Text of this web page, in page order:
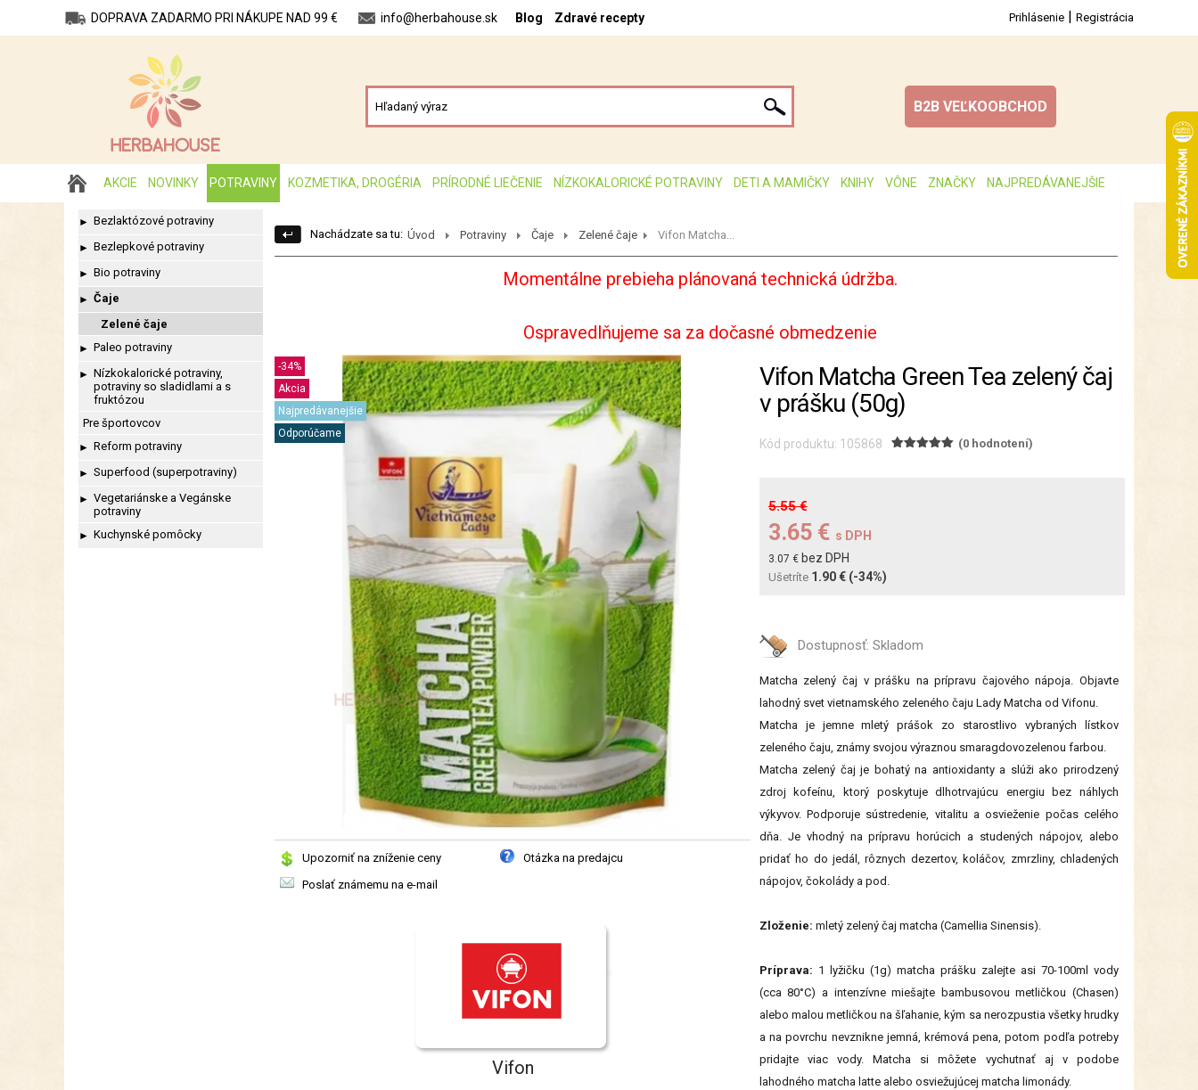
DOPRAVA ZADARMO PRI NÁKUPE NAD 99 € info@herbahouse.sk Blog Zdravé recepty Prihlásenie | Registrácia
B2B VEĽKOOBCHOD
AKCIE NOVINKY POTRAVINY KOZMETIKA, DROGÉRIA PRÍRODNÉ LIEČENIE NÍZKOKALORICKÉ POTRAVINY DETI A MAMIČKY KNIHY VÔNE ZNAČKY NAJPREDÁVANEJŠIE
► Bezlaktózové potraviny
► Bezlepkové potraviny
► Bio potraviny
► Čaje
Zelené čaje
► Paleo potraviny
► Nízkokalorické potraviny,
potraviny so sladidlami a s
fruktózou
Pre športovcov
► Reform potraviny
► Superfood (superpotraviny)
► Vegetariánske a Vegánske
potraviny
► Kuchynské pomôcky
Nachádzate sa tu: Úvod Potraviny Čaje Zelené čaje Vifon Matcha...
Momentálne prebieha plánovaná technická údržba.
Ospravedlňujeme sa za dočasné obmedzenie
-34%
Akcia
Najpredávanejšie
Odporúčame
Upozorniť na zníženie ceny
Otázka na predajcu
Poslať známemu na e-mail
Vifon
Vifon Matcha Green Tea zelený čaj
v prášku (50g)
Kód produktu: 105868 (0 hodnotení)
5.55 €
3.65 € s DPH
3.07 € bez DPH
Ušetríte 1.90 € (-34%)
Dostupnosť: Skladom
Matcha zelený čaj v prášku na prípravu čajového nápoja. Objavte
lahodný svet vietnamského zeleného čaju Lady Matcha od Vifonu.
Matcha je jemne mletý prášok zo starostlivo vybraných lístkov
zeleného čaju, známy svojou výraznou smaragdovozelenou farbou.
Matcha zelený čaj je bohatý na antioxidanty a slúži ako prirodzený
zdroj kofeínu, ktorý poskytuje dlhotrvajúcu energiu bez náhlych
výkyvov. Podporuje sústredenie, vitalitu a osvieženie počas celého
dňa. Je vhodný na prípravu horúcich a studených nápojov, alebo
pridať ho do jedál, rôznych dezertov, koláčov, zmrzliny, chladených
nápojov, čokolády a pod.
Zloženie: mletý zelený čaj matcha (Camellia Sinensis).
Príprava: 1 lyžičku (1g) matcha prášku zalejte asi 70-100ml vody
(cca 80°C) a intenzívne miešajte bambusovou metličkou (Chasen)
alebo malou metličkou na šľahanie, kým sa nerozpustia všetky hrudky
a na povrchu nevznikne jemná, krémová pena, potom podľa potreby
pridajte viac vody. Matcha si môžete vychutnať aj v podobe
lahodného matcha latte alebo osviežujúcej matcha limonády.